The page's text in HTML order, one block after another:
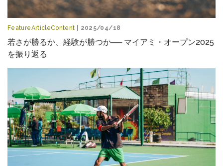
FeatureArticleContent | 2025/04/18
若さが勝るか、経験が勝つか── マイアミ・オープン2025
を振り返る